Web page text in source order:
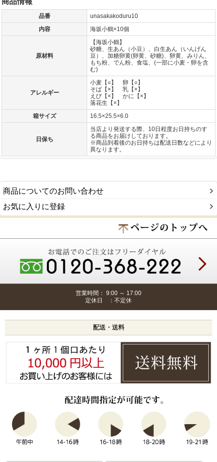
品番
unasakakoduru10
内容
海坂小鶴×10個
原材料
【海坂小鶴】
砂糖、生あん（小豆）、白生あん（いんげん
豆）、加糖卵黄(卵黄、砂糖)、卵黄、みりん、
もち粉、でん粉、食塩、(一部に小麦・卵を含
む)
アレルギー
小麦【○】 卵【○】
そば【×】 乳【×】
えび【×】 かに【×】
落花生【×】
箱サイズ
16.5×25.5×6.0
日保ち
当店より発送する際、10日程度お日持ちのす
る商品をお届けしております。
※商品到着後のお日持ちは配送日数などにより
異なります。
商品についてのお問い合わせ
お気に入りに登録
営業時間： 9:00 ～ 17:00
定休日 ：不定休
配送・送料